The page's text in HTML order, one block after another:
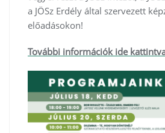
a JÖSz Erdély által szervezett
előadásokon!
További információk ide